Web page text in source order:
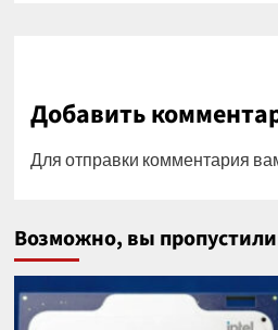
Добавить
Для отправки комментария
Возможно, вы